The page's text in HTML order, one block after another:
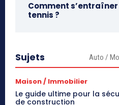
Comment
tennis ?
Sujets Auto /
Maison / Immobilier
Le guide ultime pour la
de construction